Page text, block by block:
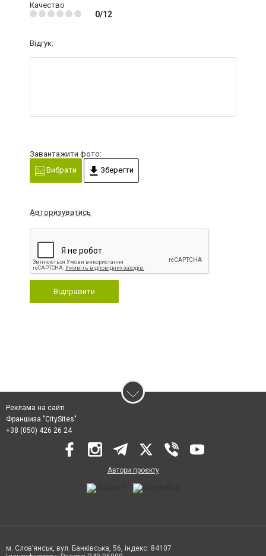
Качество
0/12
Відгук:
Завантажити фото:
Вибрати
Зберегти
Авторизуватись
Відправити
Реклама на сайті
Франшиза "CitySites"
+38 (050) 426 26 24
Автори проєкту
м. Слов’янськ, вул. Банківська, 56, індекс: 84107